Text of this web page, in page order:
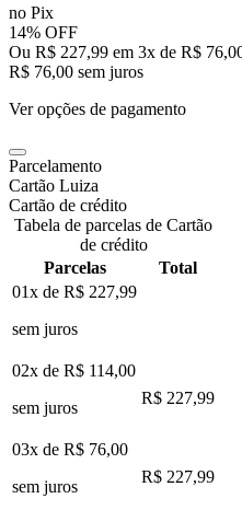
no Pix
14% OFF
Ou R$ 227,99 em 3x de R$
R$ 76,00 sem juros
Ver opções de pagamento
Parcelamento
Cartão Luiza
Cartão de crédito
Tabela de parcelas de Cartão
de crédito
Parcelas
Total
01x de R$ 227,99
sem juros
02x de R$ 114,00
sem juros
R$ 227,99
03x de R$ 76,00
sem juros
R$ 227,99